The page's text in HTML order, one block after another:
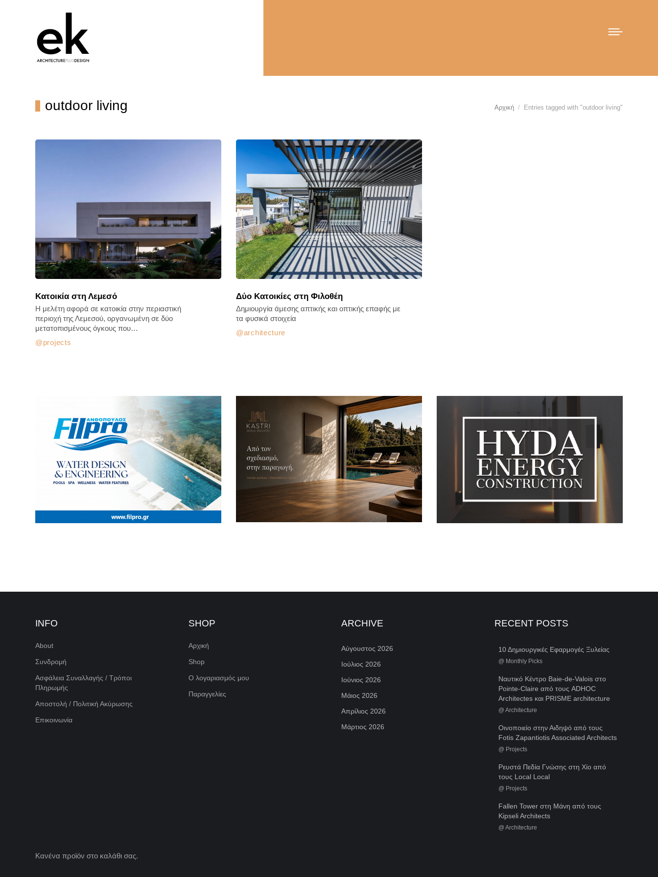
outdoor living You are here:
Αρχική Entries tagged with "outdoor living"
Κατοικία στη Λεμεσό
projects
Η μελέτη αφορά σε κατοικία στην περιαστική
περιοχή της Λεμεσού, οργανωμένη σε δύο
μετατοπισμένους όγκους που…
Δύο Κατοικίες στη Φιλοθέη
architecture
Δημιουργία άμεσης απτικής και οπτικής επαφής με
τα φυσικά στοιχεία
INFO
About
Συνδρομή
Ασφάλεια Συναλλαγής / Τρόποι
Πληρωμής
Αποστολή / Πολιτική Ακύρωσης
Επικοινωνία
SHOP
Αρχική
Shop
Ο λογαριασμός μου
Παραγγελίες
ARCHIVE
Αύγουστος 2026
Ιούλιος 2026
Ιούνιος 2026
Μάιος 2026
Απρίλιος 2026
Μάρτιος 2026
RECENT POSTS
10 Δημιουργικές Εφαρμογές Ξυλείας
@ Monthly Picks
Ναυτικό Κέντρο Baie-de-Valois στο
Pointe-Claire από τους ADHOC
Architectes και PRISME architecture
@ Architecture
Οινοποιείο στην Αιδηψό από τους
Fotis Zapantiotis Associated Architects
@ Projects
Ρευστά Πεδία Γνώσης στη Χίο από
τους Local Local
@ Projects
Fallen Tower στη Μάνη από τους
Kipseli Architects
@ Architecture
Κανένα προϊόν στο καλάθι σας.